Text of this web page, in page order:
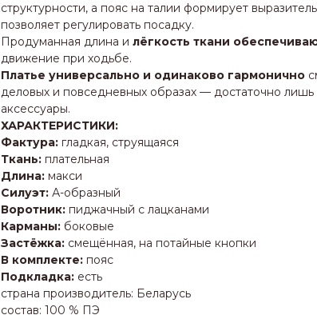
структурности, а пояс на талии формирует
позволяет регулировать посадку.
Продуманная длина и лёгкость ткани
движение при ходьбе.
Платье универсально и одинаково гармонично
деловых и повседневных образах — достаточно лишь
аксессуары.
ХАРАКТЕРИСТИКИ:
Фактура: гладкая, струящаяся
Ткань: плательная
Длина: макси
Силуэт: А-образный
Воротник: пиджачный с лацканами
Карманы: боковые
Застёжка: смещённая, на потайные кнопки
В комплекте: пояс
Подкладка: есть
страна производитель: Беларусь
состав: 100 % ПЭ